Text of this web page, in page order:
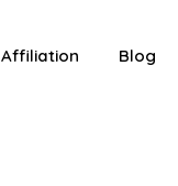
Affiliation Blog